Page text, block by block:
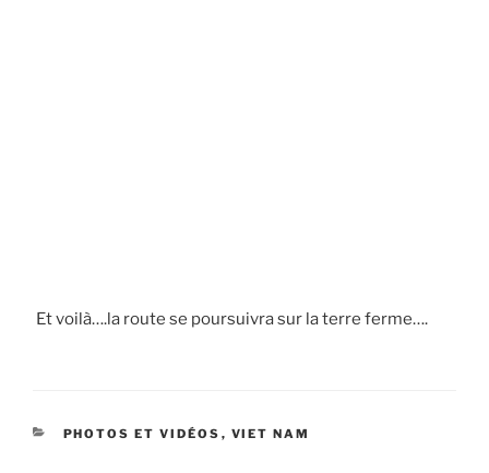
Et voilà….la route se poursuivra sur la terre ferme….
CATÉGORIES
PHOTOS ET VIDÉOS , VIET NAM